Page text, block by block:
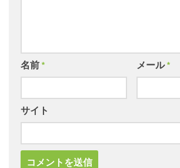
名前 * メール*
サイト